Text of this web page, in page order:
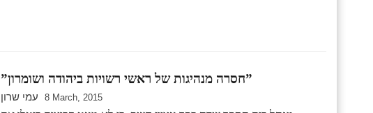
”חסרה מנהיגות של ראשי רשויות ביהודה ושומרון”
עמי שרון 8 March, 2015